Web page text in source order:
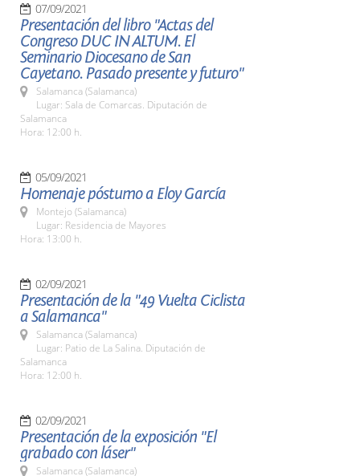
07/09/2021
Presentación del libro "Actas del
Congreso DUC IN ALTUM. El
Seminario Diocesano de San
Cayetano. Pasado presente y futuro"
Salamanca (Salamanca)
Lugar: Sala de Comarcas. Diputación de
Salamanca
Hora: 12:00 h.
05/09/2021
Homenaje póstumo a Eloy García
Montejo (Salamanca)
Lugar: Residencia de Mayores
Hora: 13:00 h.
02/09/2021
Presentación de la "49 Vuelta Ciclista
a Salamanca"
Salamanca (Salamanca)
Lugar: Patio de La Salina. Diputación de
Salamanca
Hora: 12:00 h.
02/09/2021
Presentación de la exposición "El
grabado con láser"
Salamanca (Salamanca)